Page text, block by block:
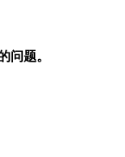
题。